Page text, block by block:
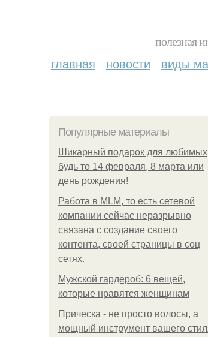
полезная
главная новости виды
Популярные материалы
Шикарный подарок для
будь то 14 февраля, 8 марта или
день рождения!
Работа в MLM, то есть сетевой
компании сейчас неразрывно
связана с создание своего
контента, своей страницы в соц
сетях.
Мужской гардероб: 6 вещей,
которые нравятся женщинам
Прическа - не просто волосы, а
мощный инструмент вашего